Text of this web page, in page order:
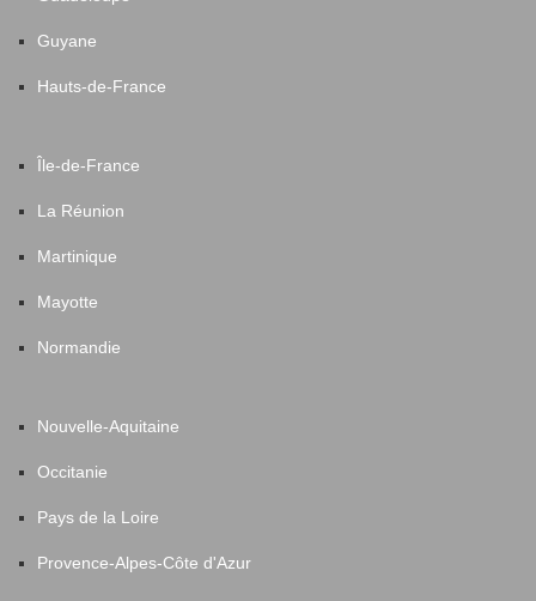
Guyane
Hauts-de-France
Île-de-France
La Réunion
Martinique
Mayotte
Normandie
Nouvelle-Aquitaine
Occitanie
Pays de la Loire
Provence-Alpes-Côte d'Azur